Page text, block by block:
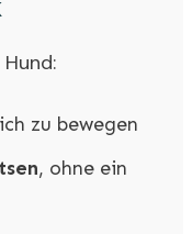
zu bewegen
, ohne ein